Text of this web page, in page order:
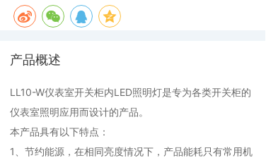
产品概述
LL10-W仪表室开关柜内LED照明灯是专为各类开关柜的
仪表室照明应用而设计的产品。
本产品具有以下特点：
1、节约能源，在相同亮度情况下，产品能耗只有常用机